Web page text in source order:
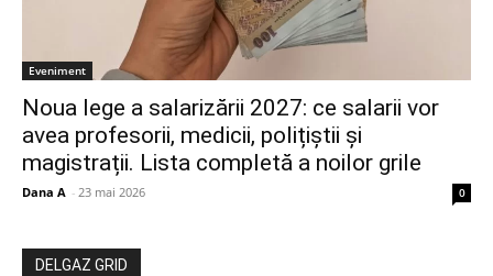
Eveniment
Noua lege a salarizării 2027: ce salarii vor
avea profesorii, medicii, polițiștii și
magistrații. Lista completă a noilor grile
Dana A - 23 mai 2026 0
DELGAZ GRID